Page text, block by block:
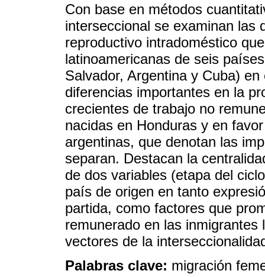
Con base en métodos
interseccional se examinan las
reproductivo intradoméstico
latinoamericanas de seis
Salvador, Argentina y Cuba)
diferencias importantes en la
crecientes de trabajo no
nacidas en Honduras y en
argentinas, que denotan las
separan. Destacan la
de dos variables (etapa del
país de origen en tanto
partida, como factores que
remunerado en las
vectores de la
Palabras clave: migración